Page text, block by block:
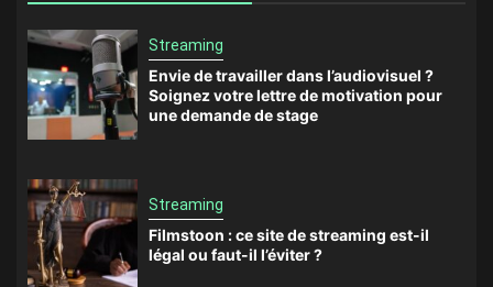
Streaming
Envie de travailler dans l’audiovisuel ?
Soignez votre lettre de motivation pour
une demande de stage
Streaming
Filmstoon : ce site de streaming est-il
légal ou faut-il l’éviter ?